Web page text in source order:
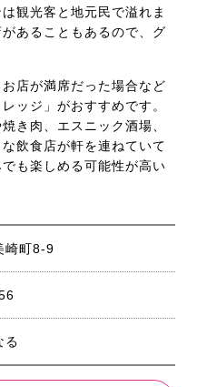
観光客と地元民で溢れま
あることもあるので、グ
店が満席だった場合など
ッジ」がおすすめです。
き肉、エスニック酒場、
飲食店が軒を連ねていて
も楽しめる可能性が高い
崎町8-9
る